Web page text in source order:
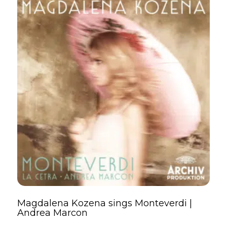
Magdalena Kozena sings Monteverdi |
Andrea Marcon